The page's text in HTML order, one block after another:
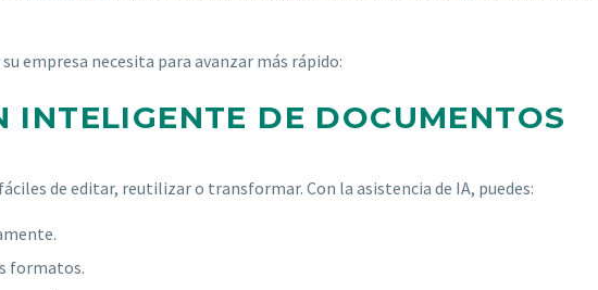
empresa necesita para avanzar más rápido:
INTELIGENTE DE DOCUMENTOS
de editar, reutilizar o transformar. Con la asistencia de IA, puedes:
formatos.